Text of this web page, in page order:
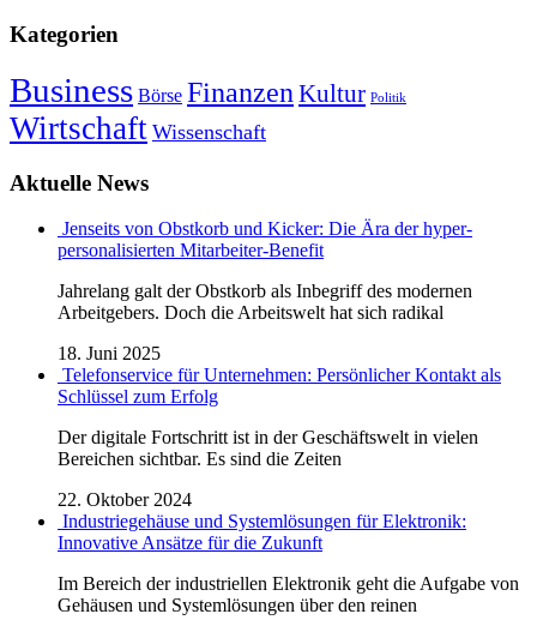
Kategorien
Business Börse Finanzen Kultur Politik
Wirtschaft Wissenschaft
Aktuelle News
Jenseits von Obstkorb und Kicker: Die Ära der hyper-
personalisierten Mitarbeiter-Benefit
Jahrelang galt der Obstkorb als Inbegriff des modernen
Arbeitgebers. Doch die Arbeitswelt hat sich radikal
18. Juni 2025
Telefonservice für Unternehmen: Persönlicher Kontakt als
Schlüssel zum Erfolg
Der digitale Fortschritt ist in der Geschäftswelt in vielen
Bereichen sichtbar. Es sind die Zeiten
22. Oktober 2024
Industriegehäuse und Systemlösungen für Elektronik:
Innovative Ansätze für die Zukunft
Im Bereich der industriellen Elektronik geht die Aufgabe von
Gehäusen und Systemlösungen über den reinen